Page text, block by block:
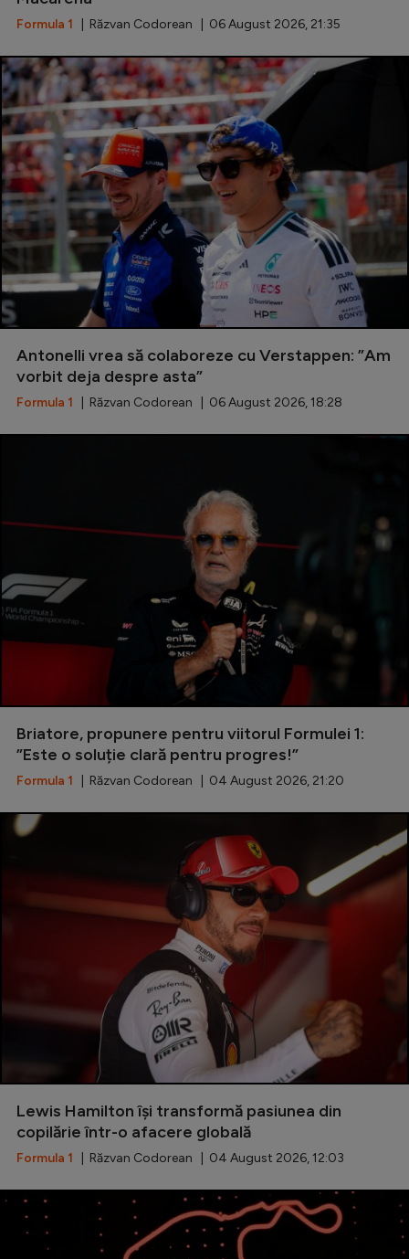
Formula 1 | Răzvan Codorean | 06 August 2026, 21:35
Antonelli vrea să colaboreze cu Verstappen: ”Am
vorbit deja despre asta”
Formula 1 | Răzvan Codorean | 06 August 2026, 18:28
Briatore, propunere pentru viitorul Formulei 1:
”Este o soluție clară pentru progres!”
Formula 1 | Răzvan Codorean | 04 August 2026, 21:20
Lewis Hamilton își transformă pasiunea din
copilărie într-o afacere globală
Formula 1 | Răzvan Codorean | 04 August 2026, 12:03